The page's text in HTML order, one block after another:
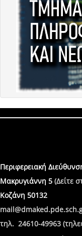
Περιφερειακή
Μακρυγιάννη 5 (Δείτε
Κοζάνη 50132
τηλ. 24610-49963